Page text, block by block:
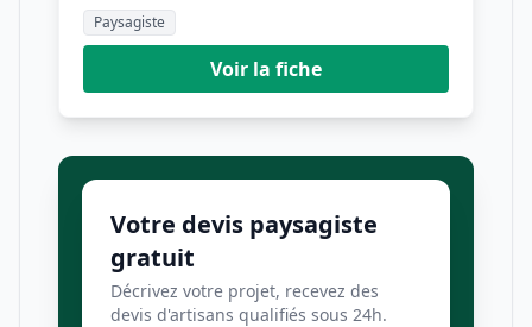
Paysagiste
Voir la fiche
Votre devis paysagiste
gratuit
Décrivez votre projet, recevez des
devis d'artisans qualifiés sous 24h.